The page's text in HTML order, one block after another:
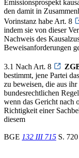
Emissionsprospekt
den damit in
Vorinstanz habe Art. 8
indem sie von dieser
Nachweis des
Beweisanforderungen
3.1 Nach Art. 8
bestimmt, jene Partei
zu beweisen, die aus
bundesrechtlichen
wenn das Gericht nach
Richtigkeit einer
diesem
BGE 132 III 715 S. 720